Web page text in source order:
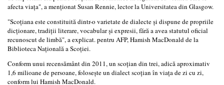
afecta viaţa", a menţionat Susan Rennie, lector la Universitatea din Glasgow.
"Scoţiana este constituită dintr-o varietate de dialecte şi dispune de propriile
dicţionare, tradiţii literare, vocabular şi expresii, fără a avea statutul oficial
recunoscut de limbă", a explicat. pentru AFP, Hamish MacDonald de la
Biblioteca Naţională a Scoţiei.
Conform unui recensământ din 2011, un scoţian din trei, adică aproximativ
1,6 milioane de persoane, foloseşte un dialect scoţian în viaţa de zi cu zi,
conform lui Hamish MacDonald.